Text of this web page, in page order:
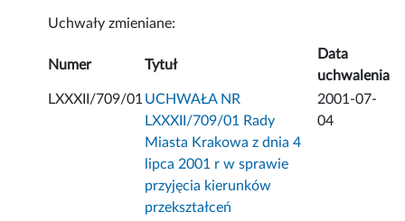
Uchwały zmieniane:
Numer Tytuł
Data
uchwalenia
LXXXII/709/01 UCHWAŁA NR
LXXXII/709/01 Rady
Miasta Krakowa z dnia 4
lipca 2001 r w sprawie
przyjęcia kierunków
przekształceń
2001-07-
04